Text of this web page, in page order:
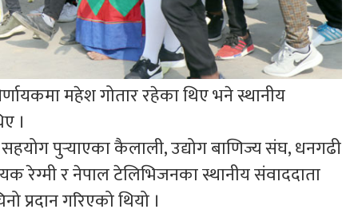
महेश गोतार रहेका थिए भने स्थानीय
।
पुर्‍याएका कैलाली, उद्योग बाणिज्य संघ, धनगढी
रेग्मी र नेपाल टेलिभिजनका स्थानीय संवाददाता
प्रदान गरिएको थियो ।